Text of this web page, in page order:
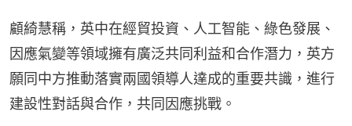
顧綺慧稱，英中在經貿投資、人工智能、綠色發展、
因應氣變等領域擁有廣泛共同利益和合作潛力，英方
願同中方推動落實兩國領導人達成的重要共識，進行
建設性對話與合作，共同因應挑戰。